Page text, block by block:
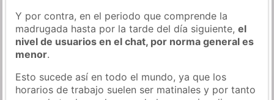
Y por contra, en el periodo que comprende la
madrugada hasta por la tarde del día siguiente,el
nivel de usuarios en el chat, por norma general es
menor.
Esto sucede así en todo el mundo, ya que los
horarios de trabajo suelen ser matinales y por tanto